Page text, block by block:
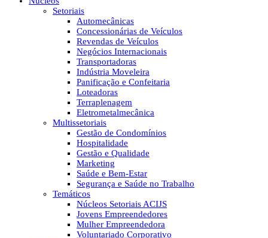
Setoriais
Automecânicas
Concessionárias de Veículos
Revendas de Veículos
Negócios Internacionais
Transportadoras
Indústria Moveleira
Panificação e Confeitaria
Loteadoras
Terraplenagem
Eletrometalmecânica
Multissetoriais
Gestão de Condomínios
Hospitalidade
Gestão e Qualidade
Marketing
Saúde e Bem-Estar
Segurança e Saúde no Trabalho
Temáticos
Núcleos Setoriais ACIJS
Jovens Empreendedores
Mulher Empreendedora
Voluntariado Corporativo